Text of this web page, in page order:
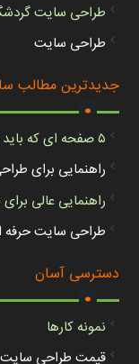
طراحی سایت
طراحی سایت
جدیدترین مطالب
.
۵ صفحه ای که باید در وب سایت صنعتی خود طراحی کنید
راهنمایی برای
راهنمایی عالی
طراحی سایت
دسترسی آسان
.
نمونه کارها
قیمت طراحی سایت